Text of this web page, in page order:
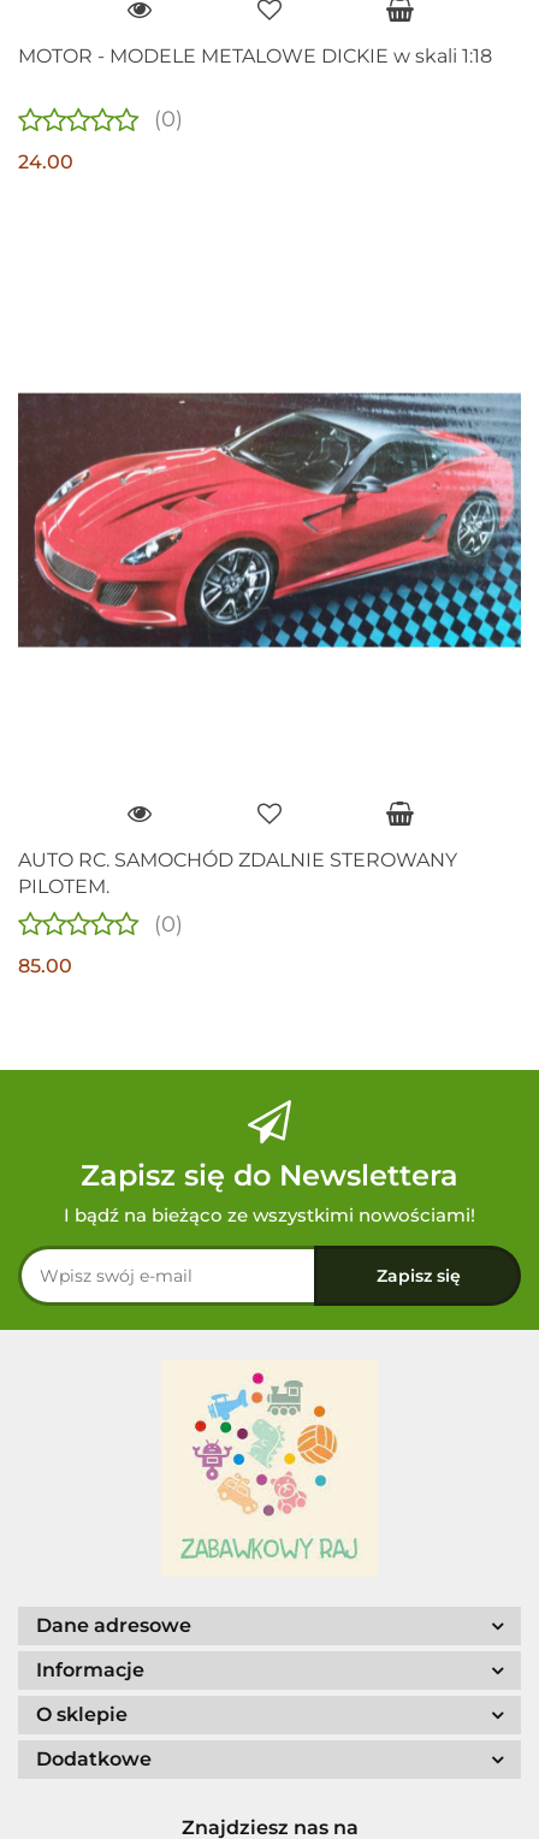
MOTOR - MODELE METALOWE DICKIE w skali 1:18
(0)
24.00
AUTO RC. SAMOCHÓD ZDALNIE STEROWANY
PILOTEM.
(0)
85.00
Zapisz się do Newslettera
I bądź na bieżąco ze wszystkimi nowościami!
Dane adresowe
Informacje
O sklepie
Dodatkowe
Znajdziesz nas na